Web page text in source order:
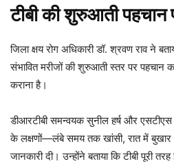
टीबी की शुरुआती पहचान
जिला क्षय रोग अधिकारीडॉ. श्रवण रावने
संभावित मरीजों की शुरुआती स्तर पर पहचान
कराना है।
डीआरटीबी समन्वयक सुनील हर्ष और एसटीएस
के लक्षणों—लंबे समय तक खांसी, रात में
जानकारी दी। उन्होंने बताया कि टीबी पूरी